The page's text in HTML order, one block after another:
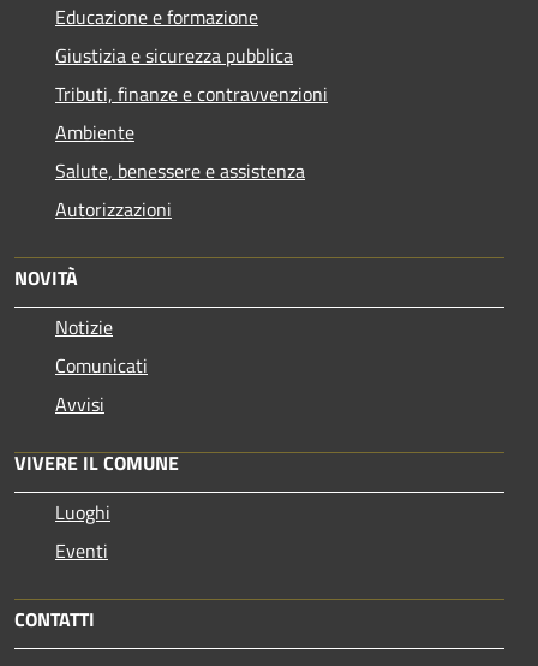
Educazione e formazione
Giustizia e sicurezza pubblica
Tributi, finanze e contravvenzioni
Ambiente
Salute, benessere e assistenza
Autorizzazioni
NOVITÀ
Notizie
Comunicati
Avvisi
VIVERE IL COMUNE
Luoghi
Eventi
CONTATTI